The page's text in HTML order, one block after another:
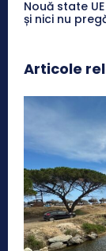
Nouă state
și nici nu
Articole